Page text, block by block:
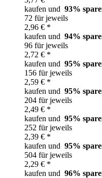
kaufen und 93%
72 für jeweils
2,96 € *
kaufen und 94%
96 für jeweils
2,72 € *
kaufen und 95%
156 für jeweils
2,59 € *
kaufen und 95%
204 für jeweils
2,49 € *
kaufen und 95%
252 für jeweils
2,39 € *
kaufen und 95%
504 für jeweils
2,29 € *
kaufen und 96%